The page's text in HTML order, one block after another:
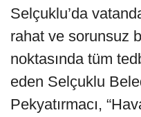
Selçuklu’da
rahat ve sorunsuz
noktasında tüm
eden Selçuklu
Pekyatırmacı,